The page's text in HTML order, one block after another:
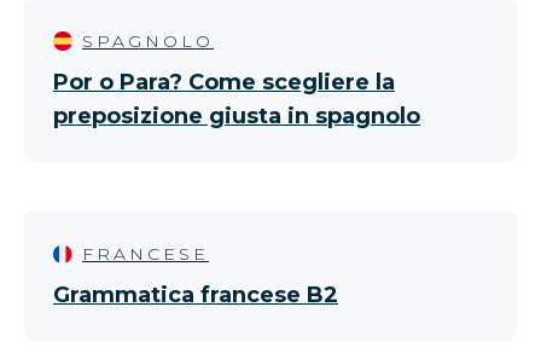
SPAGNOLO
Por o Para? Come scegliere la
preposizione giusta in spagnolo
FRANCESE
Grammatica francese B2